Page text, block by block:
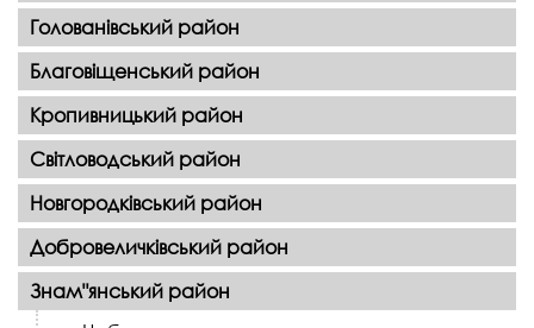
Голованівський район
Благовіщенський район
Кропивницький район
Світловодський район
Новгородківський район
Добровеличківський район
Знам"янський район